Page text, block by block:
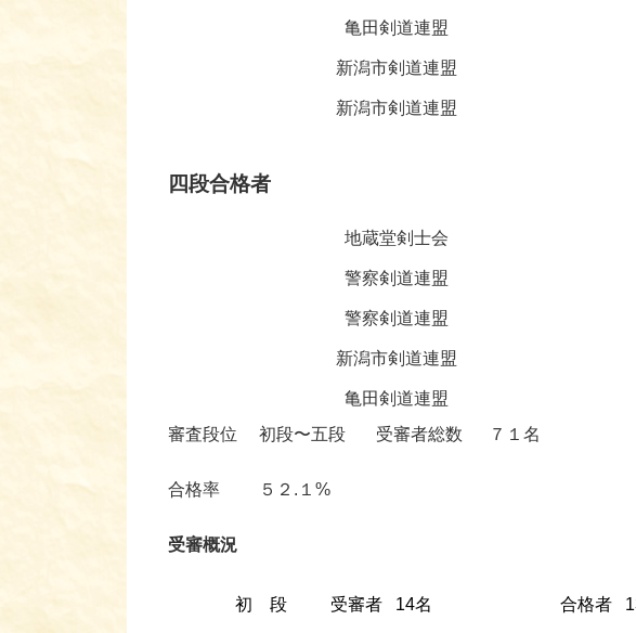
亀田剣道連盟
新潟市剣道連盟
新潟市剣道連盟
四段合格者
地蔵堂剣士会
警察剣道連盟
警察剣道連盟
新潟市剣道連盟
亀田剣道連盟
審査段位 初段〜五段 受審者総数 ７１名
合格率 ５２.１%
受審概況
初 段 受審者 14名 合格者